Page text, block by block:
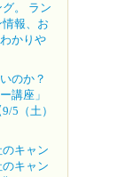
。 ラン
報、お
かりや
のか？
講座」
5（土）
キャン
キャン